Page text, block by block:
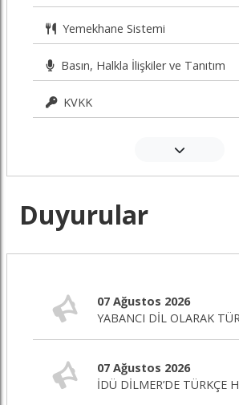
Yemekhane Sistemi
Basın, Halkla İlişkiler ve Tanıtım
KVKK
Duyurular
07 Ağustos 2026
07 Ağustos 2026